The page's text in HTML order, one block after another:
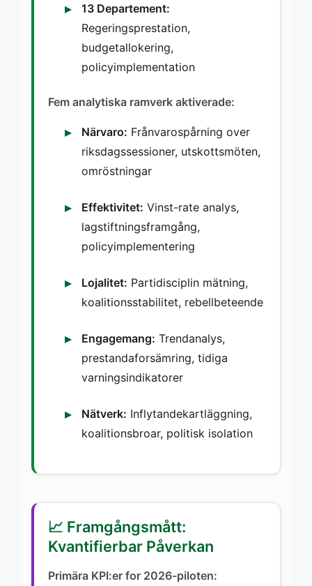
13 Departement:
Regeringsprestation,
budgetallokering,
policyimplementation
Fem analytiska ramverk aktiverade:
Närvaro: Frånvarospårning over
riksdagssessioner, utskottsmöten,
omröstningar
Effektivitet: Vinst-rate analys,
lagstiftningsframgång,
policyimplementering
Lojalitet: Partidisciplin mätning,
koalitionsstabilitet, rebellbeteende
Engagemang: Trendanalys,
prestandaforsämring, tidiga
varningsindikatorer
Nätverk: Inflytandekartläggning,
koalitionsbroar, politisk isolation
📈 Framgångsmått:
Kvantifierbar Påverkan
Primära KPI:er for 2026-piloten: